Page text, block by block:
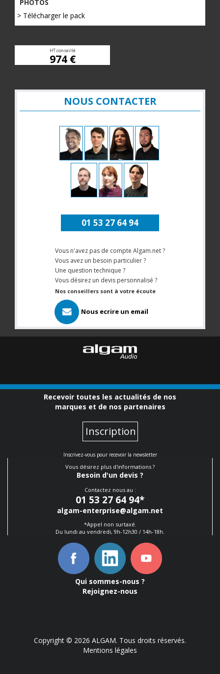
PHOTOS
> Télécharger le pack
HT conseillé
974 €
NOUS CONTACTER
01 53 27 64 94
Vous n'avez pas de compte Algam.net ?
Vous avez un besoin particulier ?
Une question technique ?
Vous désirez un devis personnalisé ?
Nos conseillers sont à votre écoute
Nous ecrire un email
Recevoir toutes les actualités de nos
marques et de nos partenaires
Inscription
Inscrivez-vous pour recevoir la newsletter
Vous désirez plus d'informations ?
Besoin d'un devis ?
Contactez nous au :
01 53 27 64 94*
algam-enterprise@algam.net
*Appel non surtaxé.
Du lundi au vendredi, 9h-12h30 / 14h-18h.
Qui sommes-nous ?
Rejoignez-nous
Copyright © 2026 ALGAM. Tous droits réservés.
Mentions légales